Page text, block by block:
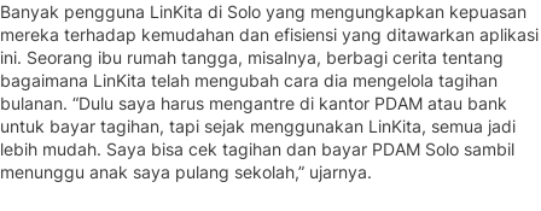
Banyak pengguna LinKita di Solo yang mengungkapkan kepuasan
mereka terhadap kemudahan dan efisiensi yang ditawarkan aplikasi
ini. Seorang ibu rumah tangga, misalnya, berbagi cerita tentang
bagaimana LinKita telah mengubah cara dia mengelola tagihan
bulanan. “Dulu saya harus mengantre di kantor PDAM atau bank
untuk bayar tagihan, tapi sejak menggunakan LinKita, semua jadi
lebih mudah. Saya bisa cek tagihan dan bayar PDAM Solo sambil
menunggu anak saya pulang sekolah,” ujarnya.